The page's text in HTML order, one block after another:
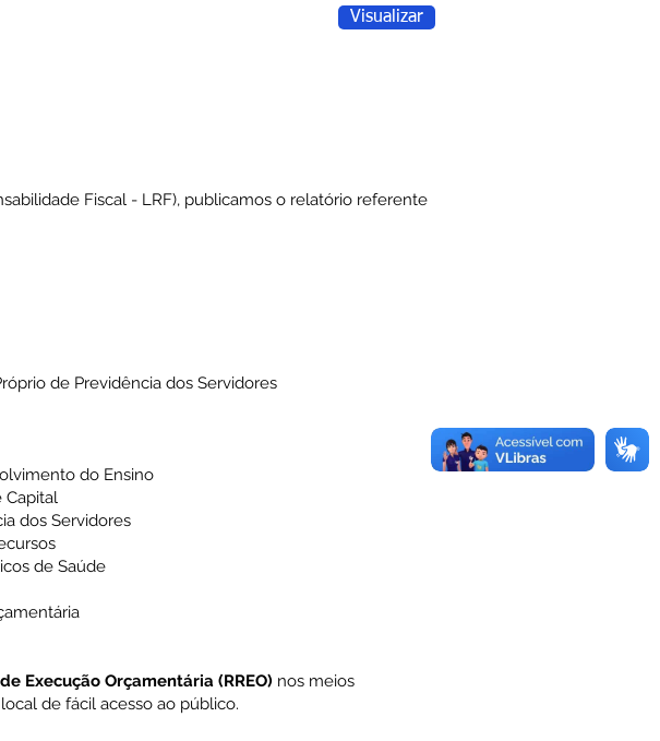
Visualizar
Fiscal - LRF), publicamos o relatório referente
de Previdência dos Servidores
do Ensino
Capital
dos Servidores
de Saúde
Execução Orçamentária (RREO) nos meios
de fácil acesso ao público.